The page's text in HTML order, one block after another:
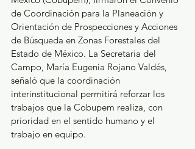
de Coordinación para la Planeación y
Orientación de Prospecciones y Acciones
de Búsqueda en Zonas Forestales del
Estado de México. La Secretaria del
Campo, María Eugenia Rojano Valdés,
señaló que la coordinación
interinstitucional permitirá reforzar los
trabajos que la Cobupem realiza, con
prioridad en el sentido humano y el
trabajo en equipo.